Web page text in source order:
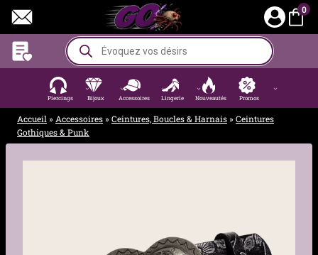
contenu
0
Recherche
de
produits
Piercings Bijoux Accessoires Lingerie Nouveautés Promos
Accueil » Accessoires» Ceintures, Boucles & Harnais» Ceintures
Gothiques & Punk